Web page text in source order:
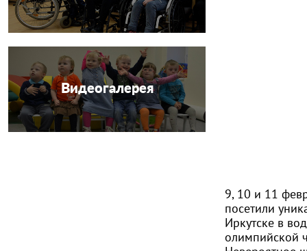
Видеогалерея
9, 10 и 11
посетили
Иркутске в
олимпийской